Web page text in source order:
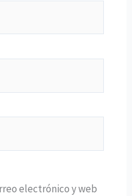
electrónico y web